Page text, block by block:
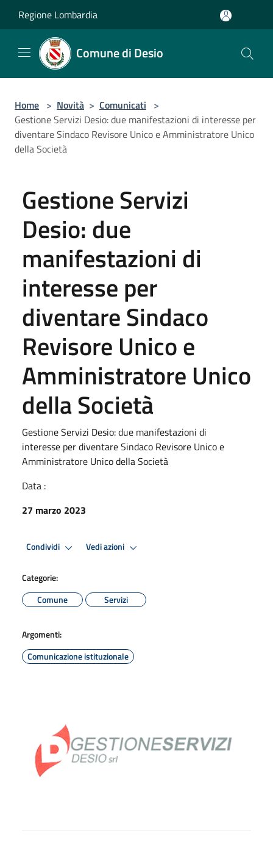
Regione Lombardia
Comune di Desio
Home > Novità > Comunicati >
Gestione Servizi Desio: due manifestazioni di interesse per
diventare Sindaco Revisore Unico e Amministratore Unico
della Società
Gestione Servizi
Desio: due
manifestazioni di
interesse per
diventare Sindaco
Revisore Unico e
Amministratore Unico
della Società
Gestione Servizi Desio: due manifestazioni di
interesse per diventare Sindaco Revisore Unico e
Amministratore Unico della Società
Data :
27 marzo 2023
Condividi Vedi azioni
Categorie:
Comune
Servizi
Argomenti:
Comunicazione istituzionale